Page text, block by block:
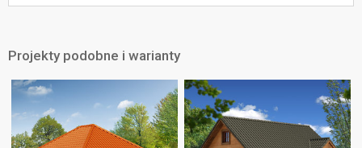
Projekty podobne i warianty